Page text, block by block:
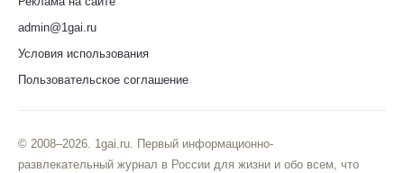
admin@1gai.ru
Условия использования
Пользовательское соглашение
© 2008–2026. 1gai.ru. Первый информационно-
развлекательный журнал в России для жизни и обо всем, что